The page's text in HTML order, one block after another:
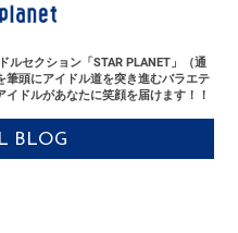
ルセクション「STAR PLANET」（通
筆頭にアイドル道を突き進むバラエテ
ドルがあなたに笑顔を届けます！！
BLOG